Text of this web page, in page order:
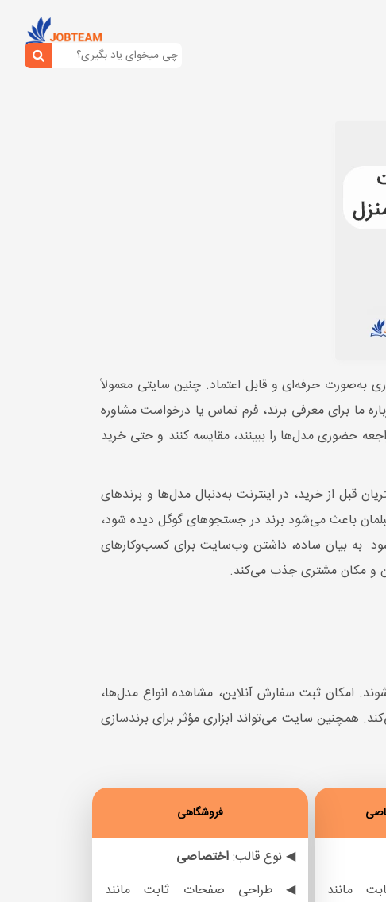
حرفه‌ای و قابل اعتماد. چنین سایتی معمولاً
ما برای معرفی برند، فرم تماس یا درخواست مشاوره
حضوری مدل‌ها را ببینند، مقایسه کنند و حتی خرید
از خرید، در اینترنت به‌دنبال مدل‌ها و برندهای
باعث می‌شود برند در جستجوهای گوگل دیده شود،
شود. به بیان ساده، داشتن وب‌سایت برای کسب‌وکارهای
امکان ثبت سفارش آنلاین، مشاهده انواع مدل‌ها،
همچنین سایت می‌تواند ابزاری مؤثر برای برندسازی
مانند
فروشگاهی
◀ نوع قالب:اختصاصی
◀ طراحی صفحات ثابت مانند